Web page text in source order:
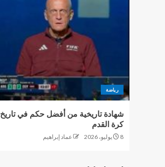
رياضة
شهادة تاريخية من أفضل حكم في تاريخ
كرة القدم
8 يوليو، 2026 عماد إبراهيم